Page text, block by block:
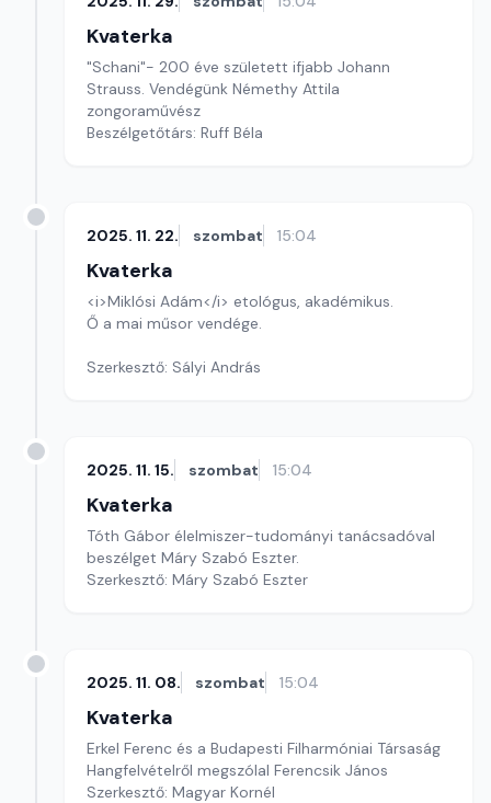
Kvaterka
"Schani"- 200 éve született ifjabb Johann
Strauss. Vendégünk Némethy Attila
zongoraművész
Beszélgetőtárs: Ruff Béla
2025. 11. 22. szombat 15:04
Kvaterka
<i>Miklósi Adám</i> etológus, akadémikus.
Ő a mai műsor vendége.
Szerkesztő: Sályi András
2025. 11. 15. szombat 15:04
Kvaterka
Tóth Gábor élelmiszer-tudományi tanácsadóval
beszélget Máry Szabó Eszter.
Szerkesztő: Máry Szabó Eszter
2025. 11. 08. szombat 15:04
Kvaterka
Erkel Ferenc és a Budapesti Filharmóniai Társaság
Hangfelvételről megszólal Ferencsik János
Szerkesztő: Magyar Kornél